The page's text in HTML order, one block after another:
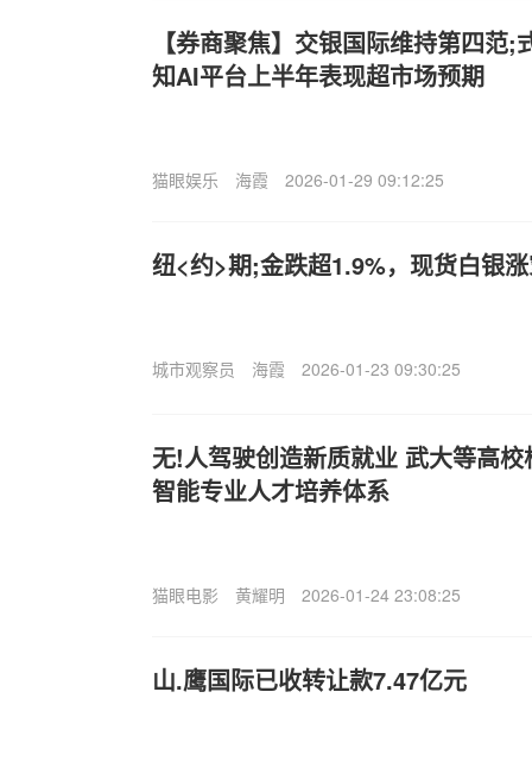
【券商聚焦】交银国际维持第四范
知AI平台上半年表现超市场预期
猫眼娱乐 海霞 2026-01-29 09:12:25
纽<约>期;金跌超1.9%，现货白银
城市观察员 海霞 2026-01-23 09:30:25
无!人驾驶创造新质就业 武大等高
智能专业人才培养体系
猫眼电影 黄耀明 2026-01-24 23:08:25
山.鹰国际已收转让款7.47亿元